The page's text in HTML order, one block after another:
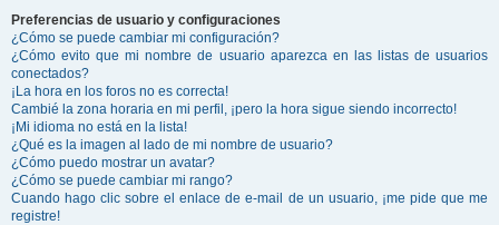
Preferencias de usuario y configuraciones
¿Cómo se puede cambiar mi configuración?
¿Cómo evito que mi nombre de usuario aparezca en las listas de usuarios
conectados?
¡La hora en los foros no es correcta!
Cambié la zona horaria en mi perfil, ¡pero la hora sigue siendo incorrecto!
¡Mi idioma no está en la lista!
¿Qué es la imagen al lado de mi nombre de usuario?
¿Cómo puedo mostrar un avatar?
¿Cómo se puede cambiar mi rango?
Cuando hago clic sobre el enlace de e-mail de un usuario, ¡me pide que me
registre!